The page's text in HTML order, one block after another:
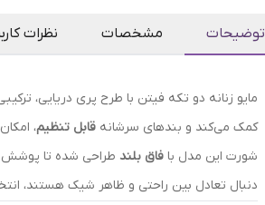
توضیحات مشخصات نظرات
مایو زنانه دو تکه فیتن با طرح پری دریایی،
کمک می‌کند و بندهای سرشانه قابل تنظیم،
شورت این مدل با فاق بلند طراحی شده تا پوشش
دنبال تعادل بین راحتی و ظاهر شیک هستند،